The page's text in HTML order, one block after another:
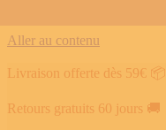
Aller au contenu
Livraison offerte dès 59€ 📦
Retours gratuits 60 jours 🚚